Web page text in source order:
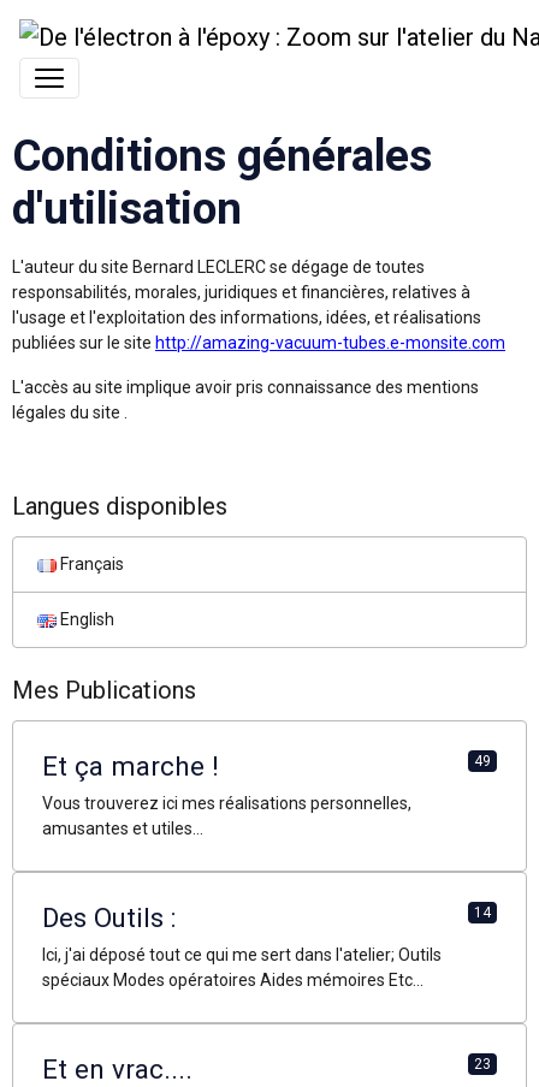
Conditions générales
d'utilisation
L'auteur du site Bernard LECLERC se dégage de toutes
responsabilités, morales, juridiques et financières, relatives à
l'usage et l'exploitation des informations, idées, et réalisations
publiées sur le site http://amazing-vacuum-tubes.e-monsite.com
L'accès au site implique avoir pris connaissance des mentions
légales du site .
Langues disponibles
Français
English
Mes Publications
Et ça marche ! 49
Vous trouverez ici mes réalisations personnelles,
amusantes et utiles...
Des Outils : 14
Ici, j'ai déposé tout ce qui me sert dans l'atelier; Outils
spéciaux Modes opératoires Aides mémoires Etc...
Et en vrac.... 23